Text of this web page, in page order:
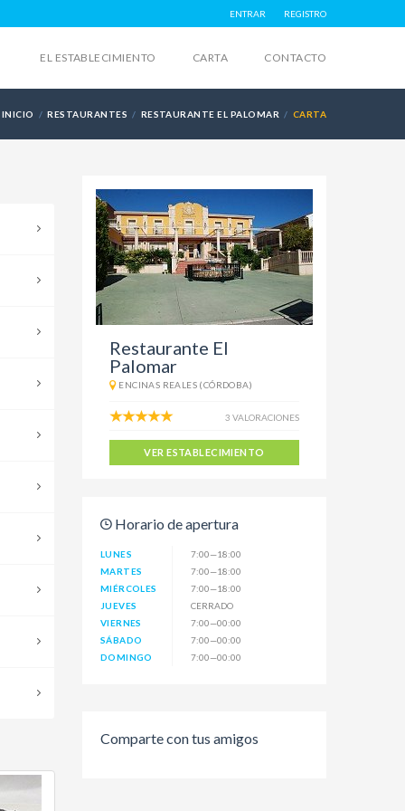
ENTRAR REGISTRO
EL ESTABLECIMIENTO CARTA CONTACTO
INICIO RESTAURANTES RESTAURANTE EL PALOMAR CARTA
Restaurante El
Palomar
ENCINAS REALES (CÓRDOBA)
3 VALORACIONES
VER ESTABLECIMIENTO
Horario de apertura
LUNES
7:00—18:00
MARTES
7:00—18:00
MIÉRCOLES
7:00—18:00
JUEVES
CERRADO
VIERNES
7:00—00:00
SÁBADO
7:00—00:00
DOMINGO
7:00—00:00
Comparte con tus amigos